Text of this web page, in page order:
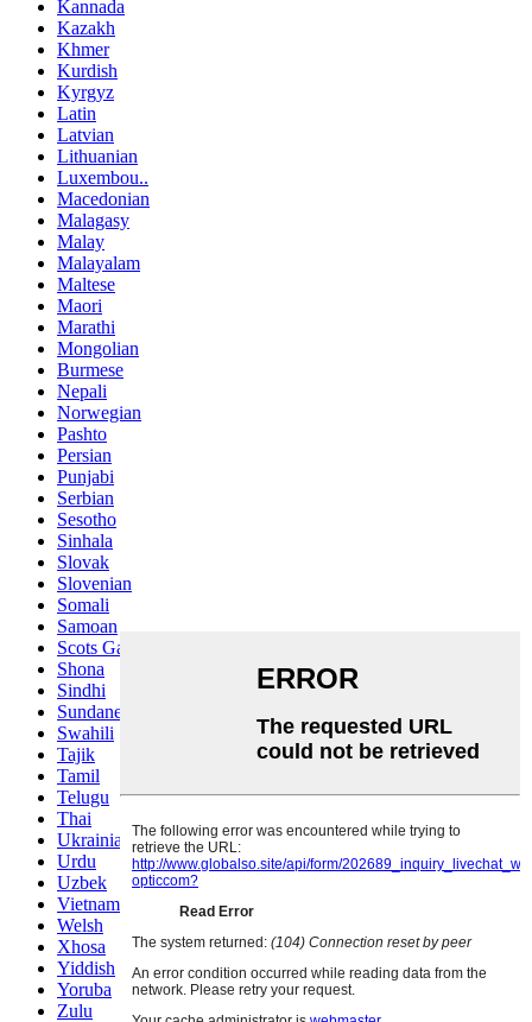
Kannada
Kazakh
Khmer
Kurdish
Kyrgyz
Latin
Latvian
Lithuanian
Luxembou..
Macedonian
Malagasy
Malay
Malayalam
Maltese
Maori
Marathi
Mongolian
Burmese
Nepali
Norwegian
Pashto
Persian
Punjabi
Serbian
Sesotho
Sinhala
Slovak
Slovenian
Somali
Samoan
Scots Gaelic
Shona
Sindhi
Sundanese
Swahili
Tajik
Tamil
Telugu
Thai
Ukrainian
Urdu
Uzbek
Vietnamese
Welsh
Xhosa
Yiddish
Yoruba
Zulu